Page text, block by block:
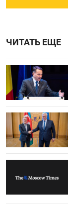
ЧИТАТЬ ЕЩЕ